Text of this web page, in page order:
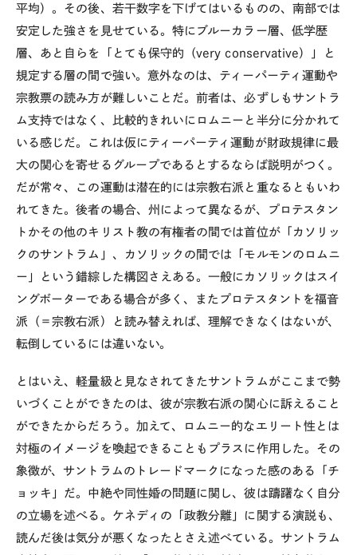
平均）。その後、若干数字を下げてはいるものの、南部では
安定した強さを見せている。特にブルーカラー層、低学歴
層、あと自らを「とても保守的（very conservative）」と
規定する層の間で強い。意外なのは、ティーパーティ運動や
宗教票の読み方が難しいことだ。前者は、必ずしもサントラ
ム支持ではなく、比較的きれいにロムニーと半分に分かれて
いる感じだ。これは仮にティーパーティ運動が財政規律に最
大の関心を寄せるグループであるとするならば説明がつく。
だが常々、この運動は潜在的には宗教右派と重なるともいわ
れてきた。後者の場合、州によって異なるが、プロテスタン
トかその他のキリスト教の有権者の間では首位が「カソリッ
クのサントラム」、カソリックの間では「モルモンのロムニ
ー」という錯綜した構図さえある。一般にカソリックはスイ
ングボーターである場合が多く、またプロテスタントを福音
派（＝宗教右派）と読み替えれば、理解できなくはないが、
転倒しているには違いない。
とはいえ、軽量級と見なされてきたサントラムがここまで勢
いづくことができたのは、彼が宗教右派の関心に訴えること
ができたからだろう。加えて、ロムニー的なエリート性とは
対極のイメージを喚起できることもプラスに作用した。その
象徴が、サントラムのトレードマークになった感のある「チ
ョッキ」だ。中絶や同性婚の問題に関し、彼は躊躇なく自分
の立場を述べる。ケネディの「政教分離」に関する演説も、
読んだ後は気分が悪くなったとさえ述べている。サントラム